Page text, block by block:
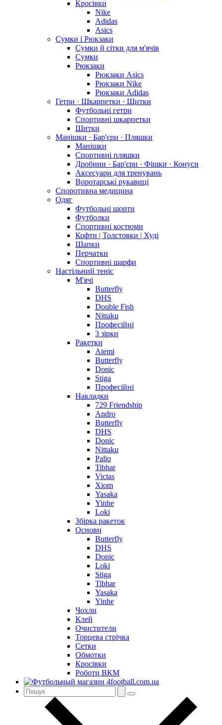
Кросівки
Nike
Adidas
Asics
Сумки і Рюкзаки
Сумки й сітки для м'ячів
Сумки
Рюкзаки
Рюкзаки Asics
Рюкзаки Nike
Рюкзаки Adidas
Гетри · Шкарпетки · Щитки
Футбольні гетри
Спортивні шкарпетки
Щитки
Манішки · Бар'єри · Пляшки
Манішки
Спортивні пляшки
Дробини · Бар'єри · Фішки · Конуси
Аксесуари для тренувань
Воротарські рукавиці
Споротивна медицина
Одяг
Футбольні шорти
Футболки
Спортивні костюми
Кофти | Толстовки | Худі
Шапки
Перчатки
Спортивні шарфи
Настільний теніс
М'ячі
Butterfly
DHS
Double Fish
Nittaku
Професійні
3 зірки
Ракетки
Atemi
Butterfly
Donic
Stiga
Професійні
Накладки
729 Friendship
Andro
Butterfly
DHS
Donic
Nittaku
Palio
Tibhar
Victas
Xiom
Yasaka
Yinhe
Loki
Збірка ракеток
Основи
Butterfly
DHS
Donic
Loki
Stiga
Tibhar
Yasaka
Yinhe
Чохли
Клей
Очистители
Торцева стрічка
Сетки
Обмотки
Кросівки
Роботи ВКМ